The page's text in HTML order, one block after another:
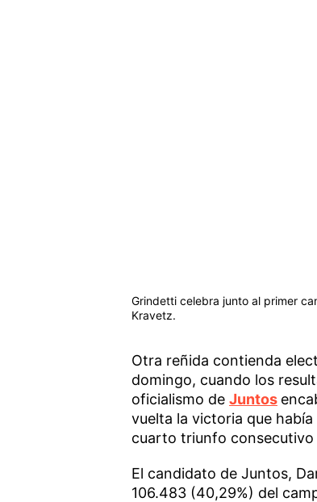
Grindetti celebra junto al primer
Kravetz.
Otra reñida contienda
domingo, cuando los
oficialismo de Juntos
vuelta la victoria que había
cuarto triunfo consecutivo
El candidato de Juntos,
106.483 (40,29%) del